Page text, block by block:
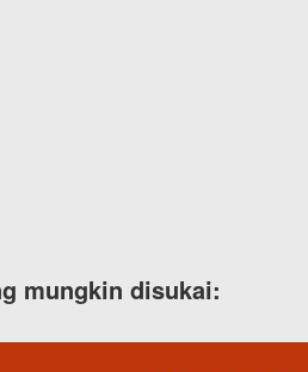
mungkin disukai: